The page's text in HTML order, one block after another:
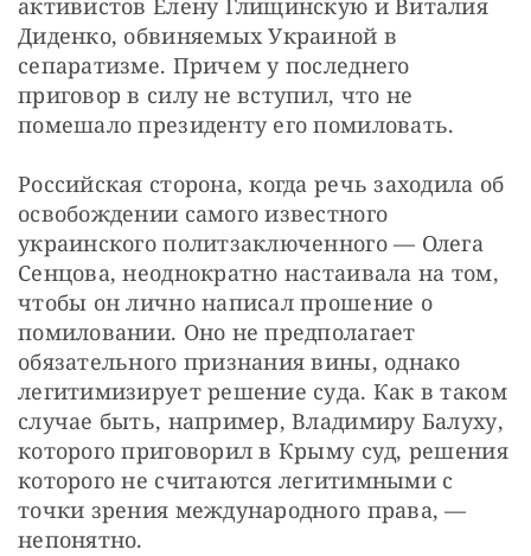
активистов Елену Глищинскую и Виталия
Диденко, обвиняемых Украиной в
сепаратизме. Причем у последнего
приговор в силу не вступил, что не
помешало президенту его помиловать.
Российская сторона, когда речь заходила об
освобождении самого известного
украинского политзаключенного — Олега
Сенцова, неоднократно настаивала на том,
чтобы он лично написал прошение о
помиловании. Оно не предполагает
обязательного признания вины, однако
легитимизирует решение суда. Как в таком
случае быть, например, Владимиру Балуху,
которого приговорил в Крыму суд, решения
которого не считаются легитимными с
точки зрения международного права, —
непонятно.